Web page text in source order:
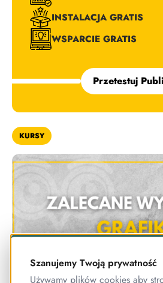
INSTALACJA GRATIS
WSPARCIE GRATIS
Przetestuj
KURSY
Szanujemy Twoją prywatność
Używamy plików cookies aby